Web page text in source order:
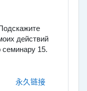
действий
семинару 15.
永久链接